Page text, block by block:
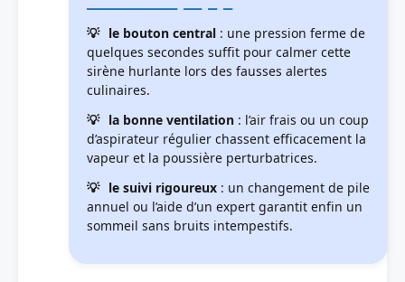
le bouton central : une pression ferme de
quelques secondes suffit pour calmer cette
sirène hurlante lors des fausses alertes
culinaires.
la bonne ventilation : l’air frais ou un coup
d’aspirateur régulier chassent efficacement la
vapeur et la poussière perturbatrices.
le suivi rigoureux : un changement de pile
annuel ou l’aide d’un expert garantit enfin un
sommeil sans bruits intempestifs.